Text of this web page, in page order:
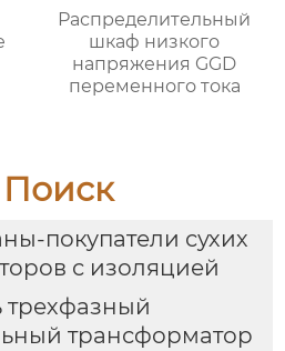
Распределительный
шкаф низкого
напряжения GGD
переменного тока
Поиск
покупатели сухих
с изоляцией
трехфазный
трансформатор